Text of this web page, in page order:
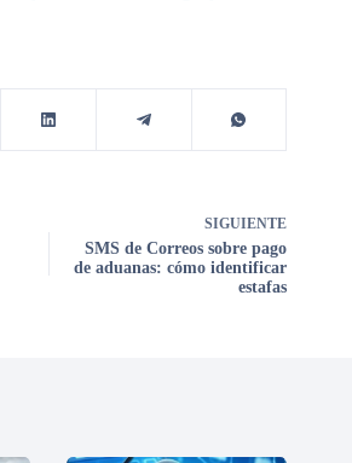
SIGUIENTE
SMS de Correos sobre pago
de aduanas: cómo identificar
estafas